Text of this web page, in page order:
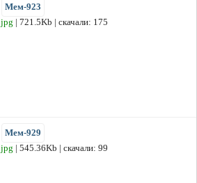
Мем-923
jpg | 721.5Kb | скачали: 175
Мем-929
jpg | 545.36Kb | скачали: 99